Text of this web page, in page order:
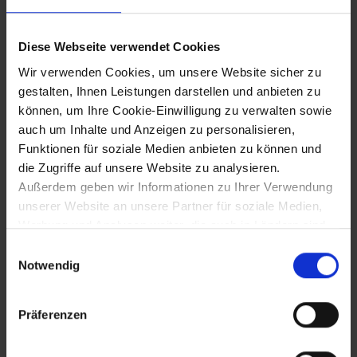
Diese Webseite verwendet Cookies
Wir verwenden Cookies, um unsere Website sicher zu
gestalten, Ihnen Leistungen darstellen und anbieten zu
können, um Ihre Cookie-Einwilligung zu verwalten sowie
auch um Inhalte und Anzeigen zu personalisieren,
Funktionen für soziale Medien anbieten zu können und
die Zugriffe auf unsere Website zu analysieren.
Außerdem geben wir Informationen zu Ihrer Verwendung
unserer Website an unsere Partner für soziale Medien,
Werbung und Analysen weiter, die auch in Ländern sind,
gegeben ist, und in denen Sie Ihre Rechte uU nicht
effektiv durchsetzen können. Unsere Partner führen
diese Informationen möglicherweise mit weiteren Daten
zusammen, die Sie ihnen bereitgestellt haben oder die
Notwendig
Präferenzen
Entstehung des Johanniter-Ordens
31.12.1105
Absetzung Kaiser Heinrichs IV.
10.10.1108
~18.8.1112